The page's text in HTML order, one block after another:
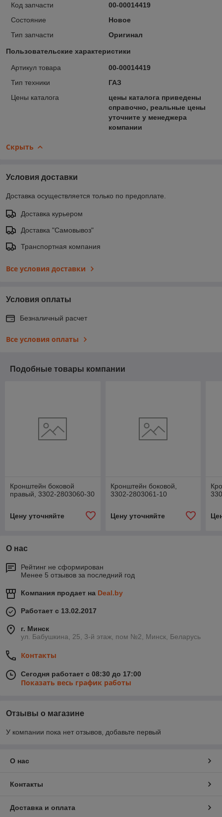
Код запчасти
00-00014419
Состояние
Новое
Тип запчасти
Оригинал
Пользовательские характеристики
Артикул товара
00-00014419
Тип техники
ГАЗ
Цены каталога
цены каталога приведены
справочно, реальные цены
уточните у менеджера
компании
Скрыть
Условия доставки
Доставка осуществляется только по предоплате.
Доставка курьером
Доставка "Самовывоз"
Транспортная компания
Все условия доставки
Условия оплаты
Безналичный расчет
Все условия оплаты
Подобные товары компании
Кронштейн боковой
правый, 3302-2803060-30
Цену уточняйте
Кронштейн боковой,
3302-2803061-10
Цену уточняйте
О нас
Рейтинг не сформирован
Менее 5 отзывов за последний год
Компания продает на Deal.by
Работает с 13.02.2017
г. Минск
ул. Бабушкина, 25, 3-й этаж, пом №2, Минск, Беларусь
Контакты
Сегодня работает с 08:30 до 17:00
Показать весь график работы
Отзывы о магазине
У компании пока нет отзывов, добавьте первый
О нас
Контакты
Доставка и оплата